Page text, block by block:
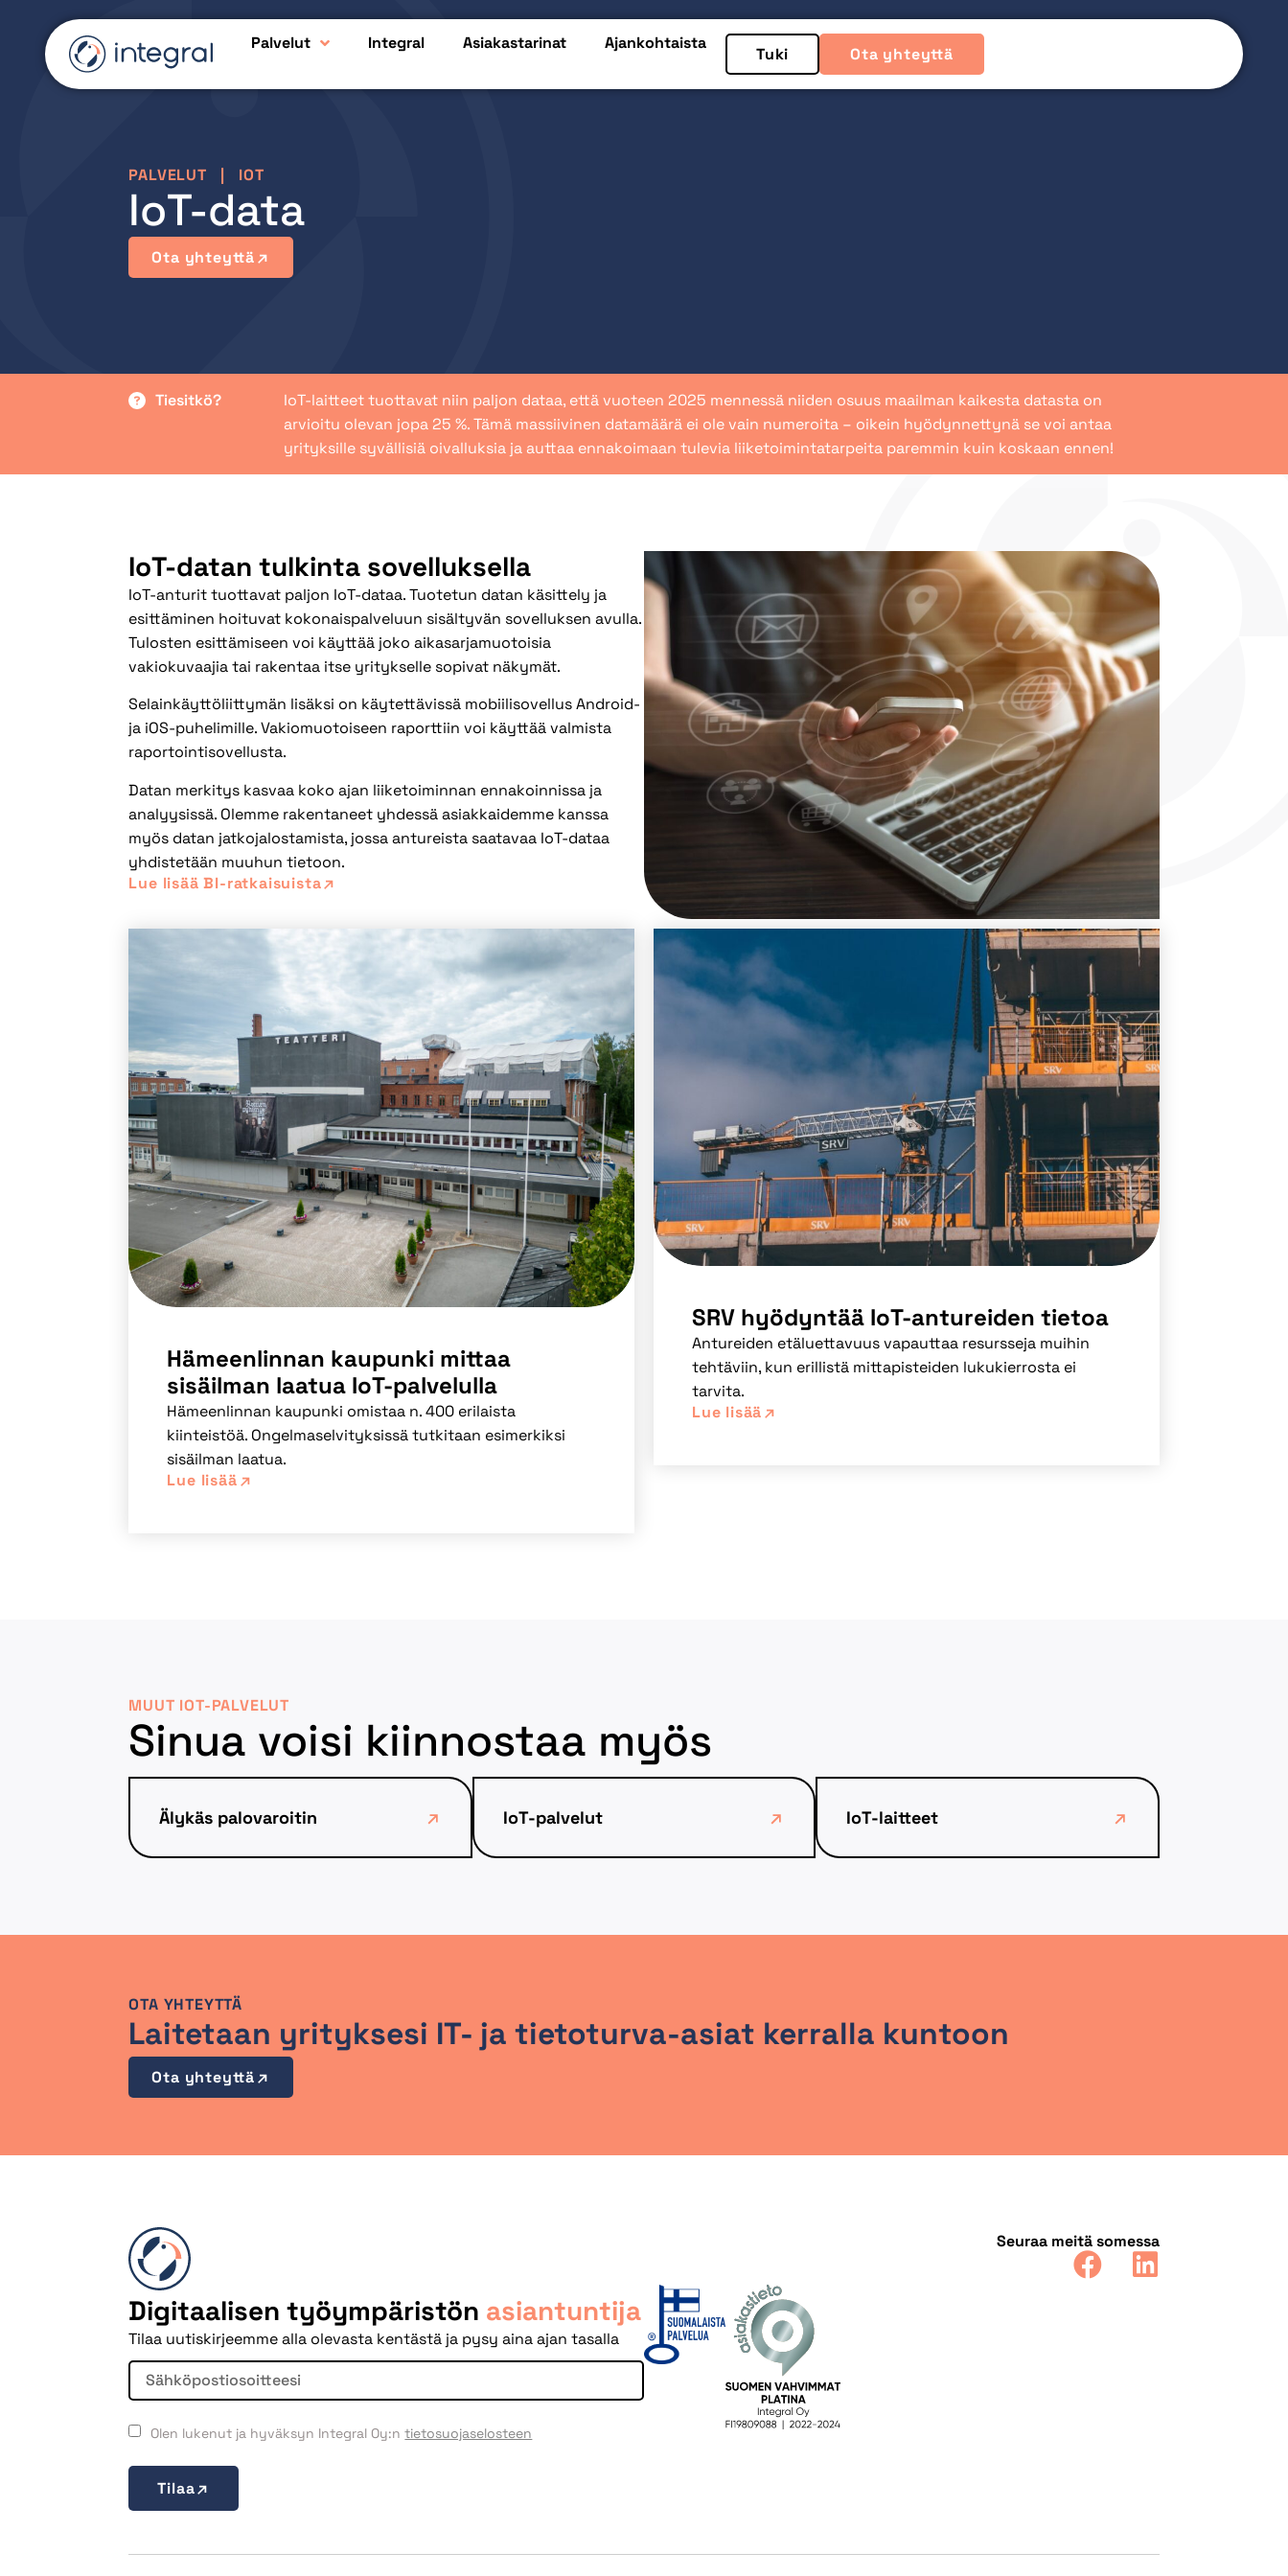
Palvelut Integral Asiakastarinat Ajankohtaista
Tuki Ota yhteyttä
PALVELUT | IOT
IoT-data
Ota yhteyttä
Tiesitkö?
IoT-laitteet tuottavat niin paljon dataa, että vuoteen 2025 mennessä niiden osuus maailman kaikesta datasta on
arvioitu olevan jopa 25 %. Tämä massiivinen datamäärä ei ole vain numeroita – oikein hyödynnettynä se voi antaa
yrityksille syvällisiä oivalluksia ja auttaa ennakoimaan tulevia liiketoimintatarpeita paremmin kuin koskaan ennen!
IoT-datan tulkinta sovelluksella
IoT-anturit tuottavat paljon IoT-dataa. Tuotetun datan käsittely ja
esittäminen hoituvat kokonaispalveluun sisältyvän sovelluksen avulla.
Tulosten esittämiseen voi käyttää joko aikasarjamuotoisia
vakiokuvaajia tai rakentaa itse yritykselle sopivat näkymät.
Selainkäyttöliittymän lisäksi on käytettävissä mobiilisovellus Android-
ja iOS-puhelimille. Vakiomuotoiseen raporttiin voi käyttää valmista
raportointisovellusta.
Datan merkitys kasvaa koko ajan liiketoiminnan ennakoinnissa ja
analyysissä. Olemme rakentaneet yhdessä asiakkaidemme kanssa
myös datan jatkojalostamista, jossa antureista saatavaa IoT-dataa
yhdistetään muuhun tietoon.
Lue lisää BI-ratkaisuista
Hämeenlinnan kaupunki mittaa
sisäilman laatua IoT-palvelulla
Hämeenlinnan kaupunki omistaa n. 400 erilaista
kiinteistöä. Ongelmaselvityksissä tutkitaan esimerkiksi
sisäilman laatua.
Lue lisää
SRV hyödyntää IoT-antureiden tietoa
Antureiden etäluettavuus vapauttaa resursseja muihin
tehtäviin, kun erillistä mittapisteiden lukukierrosta ei
tarvita.
Lue lisää
MUUT IOT-PALVELUT
Sinua voisi kiinnostaa myös
Älykäs palovaroitin IoT-palvelut IoT-laitteet
OTA YHTEYTTÄ
Laitetaan yrityksesi IT- ja tietoturva-asiat kerralla kuntoon
Ota yhteyttä
Digitaalisen työympäristön asiantuntija
Tilaa uutiskirjeemme alla olevasta kentästä ja pysy aina ajan tasalla
Olen lukenut ja hyväksyn Integral Oy:ntietosuojaselosteen
Tilaa
Seuraa meitä somessa